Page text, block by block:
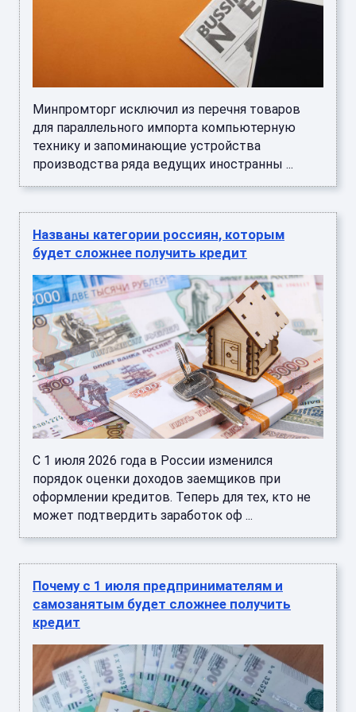
Минпромторг исключил из перечня товаров
для параллельного импорта компьютерную
технику и запоминающие устройства
производства ряда ведущих иностранны ...
Названы категории россиян, которым
будет сложнее получить кредит
С 1 июля 2026 года в России изменился
порядок оценки доходов заемщиков при
оформлении кредитов. Теперь для тех, кто не
может подтвердить заработок оф ...
Почему с 1 июля предпринимателям и
самозанятым будет сложнее получить
кредит